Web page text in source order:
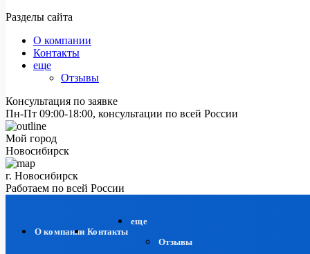
Разделы сайта
О компании
Контакты
еще
Отзывы
Консультация по заявке
Пн-Пт 09:00-18:00, консультации по всей России
Мой город
Новосибирск
г. Новосибирск
Работаем по всей России
О компании Контакты
еще
Отзывы